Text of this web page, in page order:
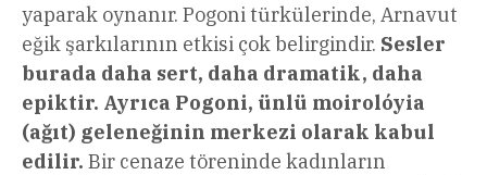
yaparak oynanır. Pogoni türkülerinde, Arnavut
eğik şarkılarının etkisi çok belirgindir. Sesler
burada daha sert, daha dramatik, daha
epiktir. Ayrıca Pogoni, ünlü moirolóyia
(ağıt) geleneğinin merkezi olarak kabul
edilir. Bir cenaze töreninde kadınların